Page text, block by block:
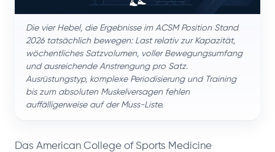
Die vier Hebel, die Ergebnisse im ACSM Position Stand
2026 tatsächlich bewegen: Last relativ zur Kapazität,
wöchentliches Satzvolumen, voller Bewegungsumfang
und ausreichende Anstrengung pro Satz.
Ausrüstungstyp, komplexe Periodisierung und Training
bis zum absoluten Muskelversagen fehlen
auffälligerweise auf der Muss-Liste.
Das American College of Sports Medicine